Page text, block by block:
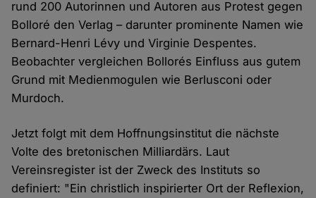
rund 200 Autorinnen und Autoren aus Protest gegen
Bolloré den Verlag – darunter prominente Namen wie
Bernard-Henri Lévy und Virginie Despentes.
Beobachter vergleichen Bollorés Einfluss aus gutem
Grund mit Medienmogulen wie Berlusconi oder
Murdoch.
Jetzt folgt mit dem Hoffnungsinstitut die nächste
Volte des bretonischen Milliardärs. Laut
Vereinsregister ist der Zweck des Instituts so
definiert: "Ein christlich inspirierter Ort der Reflexion,